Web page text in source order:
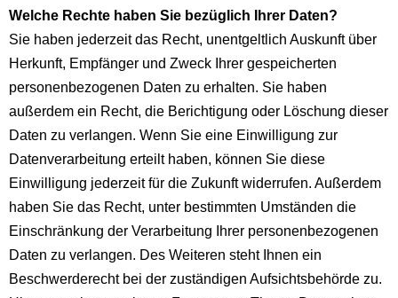
Welche Rechte haben Sie bezüglich Ihrer Daten?
Sie haben jederzeit das Recht, unentgeltlich Auskunft über
Herkunft, Empfänger und Zweck Ihrer gespeicherten
personenbezogenen Daten zu erhalten. Sie haben
außerdem ein Recht, die Berichtigung oder Löschung dieser
Daten zu verlangen. Wenn Sie eine Einwilligung zur
Datenverarbeitung erteilt haben, können Sie diese
Einwilligung jederzeit für die Zukunft widerrufen. Außerdem
haben Sie das Recht, unter bestimmten Umständen die
Einschränkung der Verarbeitung Ihrer personenbezogenen
Daten zu verlangen. Des Weiteren steht Ihnen ein
Beschwerderecht bei der zuständigen Aufsichtsbehörde zu.